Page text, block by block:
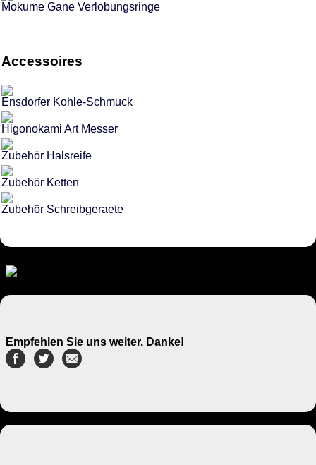
Mokume Gane Verlobungsringe
Accessoires
Ensdorfer Kohle-Schmuck
Higonokami Art Messer
Zubehör Halsreife
Zubehör Ketten
Zubehör Schreibgeraete
Empfehlen Sie uns weiter. Danke!